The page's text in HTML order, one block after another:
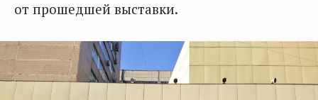
от прошедшей выставки.